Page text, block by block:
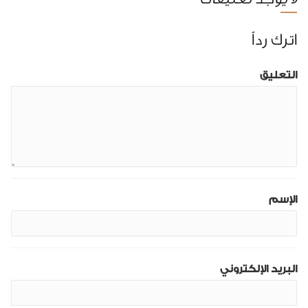
اترك رداً
التعليق
الإسم
البريد الإلكتروني